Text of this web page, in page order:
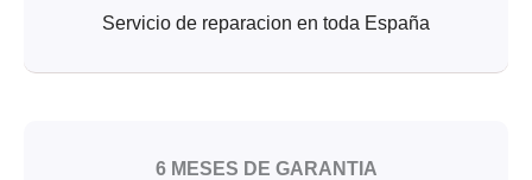
Servicio de reparacion en toda España
6 MESES DE GARANTIA